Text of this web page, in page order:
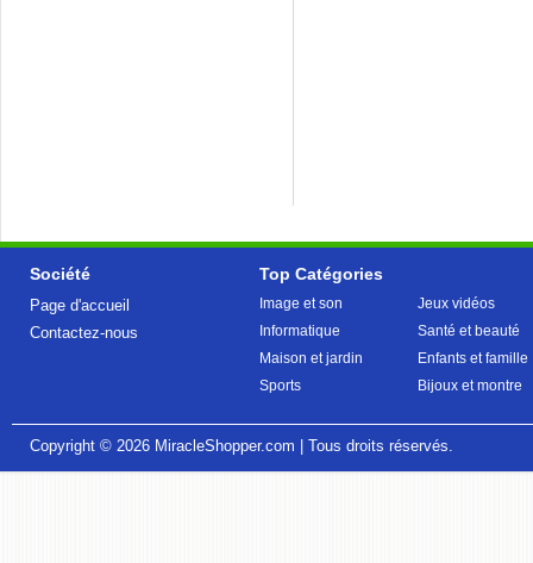
Société
Page d'accueil
Contactez-nous
Top Catégories
Image et son
Informatique
Maison et jardin
Sports
Jeux vidéos
Santé et beauté
Enfants et famille
Bijoux et montre
Copyright © 2026 MiracleShopper.com | Tous droits réservés.